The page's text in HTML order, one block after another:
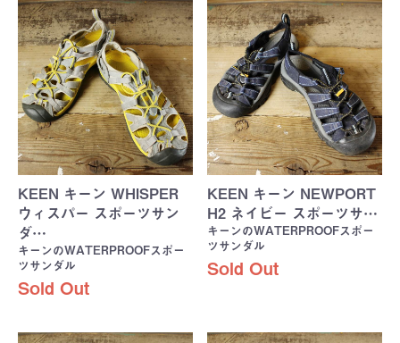
KEEN キーン WHISPER
ウィスパー スポーツサン
ダ…
キーンのWATERPROOFスポー
ツサンダル
Sold Out
KEEN キーン NEWPORT
H2 ネイビー スポーツサ…
キーンのWATERPROOFスポー
ツサンダル
Sold Out